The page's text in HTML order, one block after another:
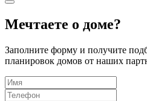
Мечтаете о доме?
Заполните форму и получите
планировок домов от наших